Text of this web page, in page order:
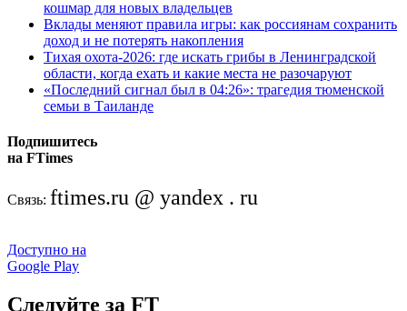
кошмар для новых владельцев
Вклады меняют правила игры: как россиянам сохранить
доход и не потерять накопления
Тихая охота-2026: где искать грибы в Ленинградской
области, когда ехать и какие места не разочаруют
«Последний сигнал был в 04:26»: трагедия тюменской
семьи в Таиланде
Подпишитесь
на FTimes
Связь: ftimes.ru @ yandex . ru
Доступно на
Google Play
Следуйте за FT